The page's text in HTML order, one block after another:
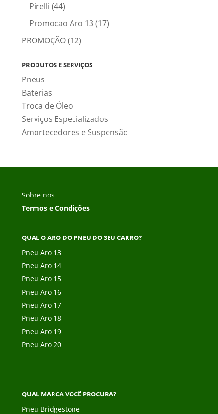
Pirelli (44)
Promocao Aro 13(17)
PROMOÇÃO(12)
PRODUTOS E SERVIÇOS
Pneus
Baterias
Troca de Óleo
Serviços Especializados
Amortecedores e Suspensão
Sobre nos
Termos e Condições
QUAL O ARO DO PNEU DO SEU CARRO?
Pneu Aro 13
Pneu Aro 14
Pneu Aro 15
Pneu Aro 16
Pneu Aro 17
Pneu Aro 18
Pneu Aro 19
Pneu Aro 20
QUAL MARCA VOCÊ PROCURA?
Pneu Bridgestone